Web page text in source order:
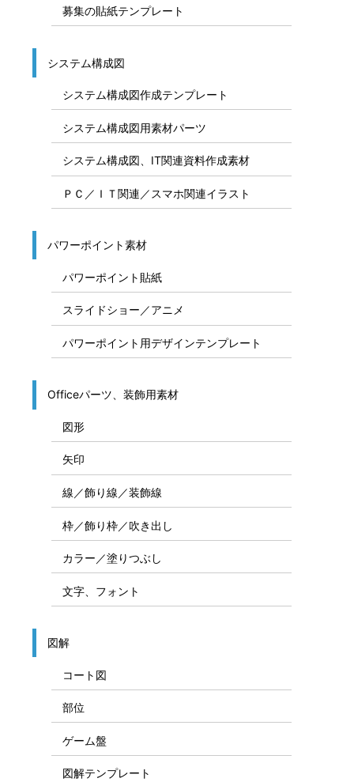
募集の貼紙テンプレート
システム構成図
システム構成図作成テンプレート
システム構成図用素材パーツ
システム構成図、IT関連資料作成素材
ＰＣ／ＩＴ関連／スマホ関連イラスト
パワーポイント素材
パワーポイント貼紙
スライドショー／アニメ
パワーポイント用デザインテンプレート
Officeパーツ、装飾用素材
図形
矢印
線／飾り線／装飾線
枠／飾り枠／吹き出し
カラー／塗りつぶし
文字、フォント
図解
コート図
部位
ゲーム盤
図解テンプレート